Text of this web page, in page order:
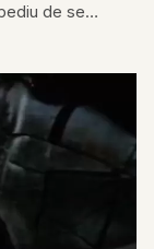
de se